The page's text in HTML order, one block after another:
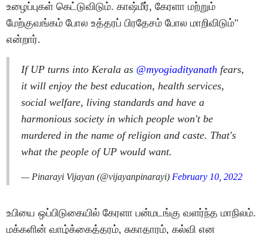
உழைப்புகள் கெட்டுவிடும். காஷ்மீர், கேரளா மற்றும்
மேற்குவங்கம் போல உத்தரப் பிரதேசம் போல மாறிவிடும்"
என்றார்.
If UP turns into Kerala as @myogiadityanath fears,
it will enjoy the best education, health services,
social welfare, living standards and have a
harmonious society in which people won't be
murdered in the name of religion and caste. That's
what the people of UP would want.
— Pinarayi Vijayan (@vijayanpinarayi)February 10, 2022
உபியை ஒப்பிடுகையில் கேரளா பன்மடங்கு வளர்ந்த மாநிலம்.
மக்களின் வாழ்க்கைத்தரம், சுகாதாரம், கல்வி என